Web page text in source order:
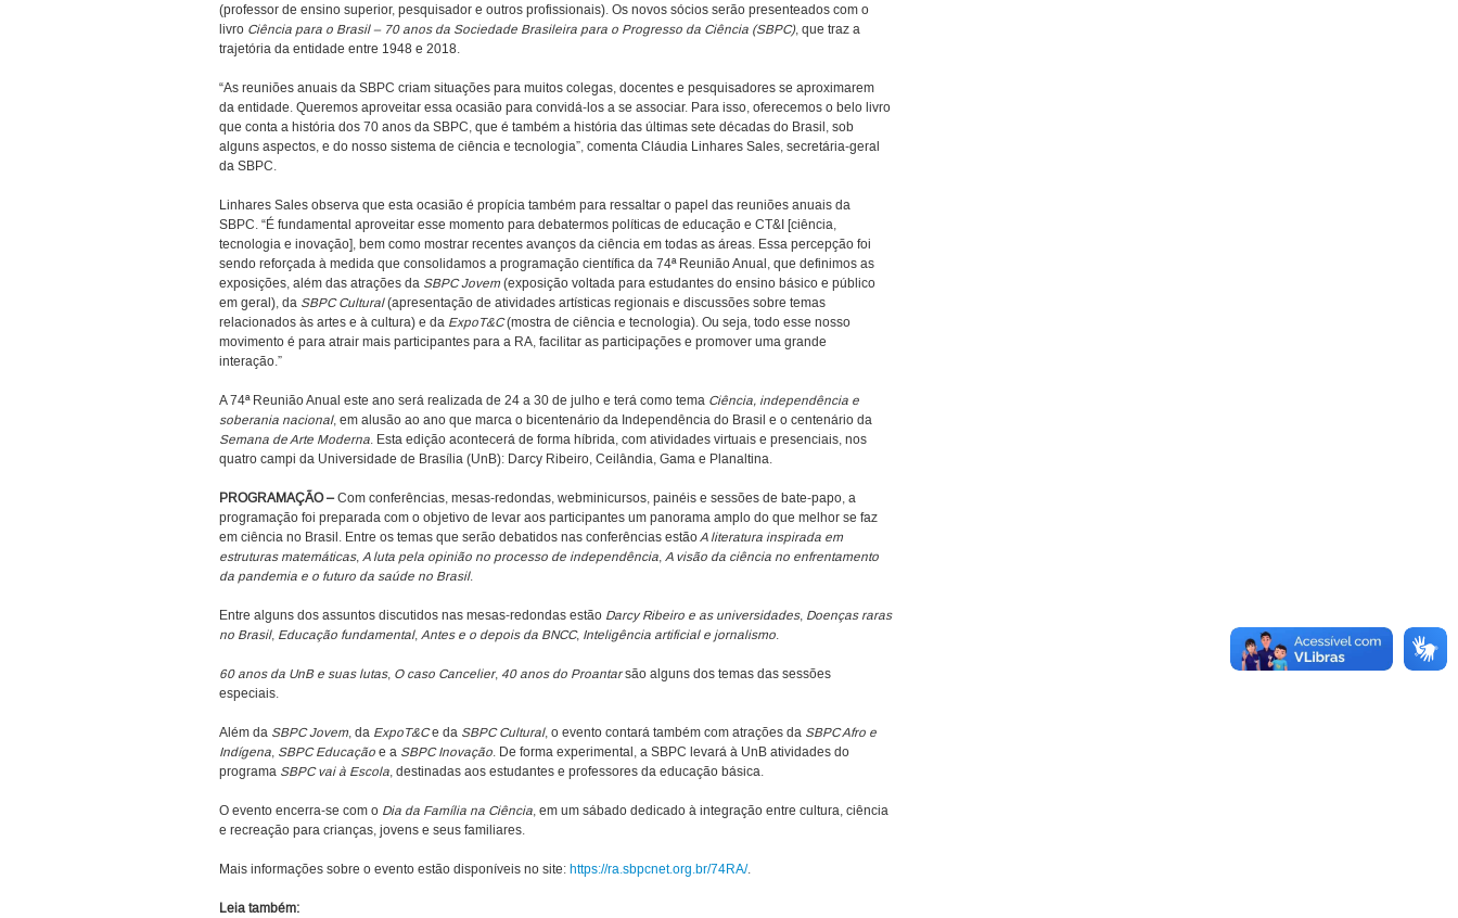
(professor de ensino superior, pesquisador e outros profissionais). Os novos sócios serão presenteados com o
livro Ciência para o Brasil – 70 anos da Sociedade Brasileira para o Progresso da Ciência (SBPC), que traz a
trajetória da entidade entre 1948 e 2018.
“As reuniões anuais da SBPC criam situações para muitos colegas, docentes e pesquisadores se aproximarem
da entidade. Queremos aproveitar essa ocasião para convidá-los a se associar. Para isso, oferecemos o belo livro
que conta a história dos 70 anos da SBPC, que é também a história das últimas sete décadas do Brasil, sob
alguns aspectos, e do nosso sistema de ciência e tecnologia”, comenta Cláudia Linhares Sales, secretária-geral
da SBPC.
Linhares Sales observa que esta ocasião é propícia também para ressaltar o papel das reuniões anuais da
SBPC. “É fundamental aproveitar esse momento para debatermos políticas de educação e CT&I [ciência,
tecnologia e inovação], bem como mostrar recentes avanços da ciência em todas as áreas. Essa percepção foi
sendo reforçada à medida que consolidamos a programação científica da 74ª Reunião Anual, que definimos as
exposições, além das atrações da SBPC Jovem (exposição voltada para estudantes do ensino básico e público
em geral), da SBPC Cultural(apresentação de atividades artísticas regionais e discussões sobre temas
relacionados às artes e à cultura) e da ExpoT&C(mostra de ciência e tecnologia). Ou seja, todo esse nosso
movimento é para atrair mais participantes para a RA, facilitar as participações e promover uma grande
interação.”
A 74ª Reunião Anual este ano será realizada de 24 a 30 de julho e terá como tema Ciência, independência e
soberania nacional, em alusão ao ano que marca o bicentenário da Independência do Brasil e o centenário da
Semana de Arte Moderna. Esta edição acontecerá de forma híbrida, com atividades virtuais e presenciais, nos
quatro campi da Universidade de Brasília (UnB): Darcy Ribeiro, Ceilândia, Gama e Planaltina.
PROGRAMAÇÃO –Com conferências, mesas-redondas, webminicursos, painéis e sessões de bate-papo, a
programação foi preparada com o objetivo de levar aos participantes um panorama amplo do que melhor se faz
em ciência no Brasil. Entre os temas que serão debatidos nas conferências estãoA literatura inspirada em
estruturas matemáticas, A luta pela opinião no processo de independência, A visão da ciência no enfrentamento
da pandemia e o futuro da saúde no Brasil.
Entre alguns dos assuntos discutidos nas mesas-redondas estão Darcy Ribeiro e as universidades, Doenças raras
no Brasil, Educação fundamental, Antes e o depois da BNCC, Inteligência artificial e jornalismo.
60 anos da UnB e suas lutas, O caso Cancelier, 40 anos do Proantarsão alguns dos temas das sessões
especiais.
Além da SBPC Jovem, da ExpoT&Ce da SBPC Cultural, o evento contará também com atrações da SBPC Afro e
Indígena, SBPC Educação e a SBPC Inovação. De forma experimental, a SBPC levará à UnB atividades do
programa SBPC vai à Escola, destinadas aos estudantes e professores da educação básica.
O evento encerra-se com o Dia da Família na Ciência, em um sábado dedicado à integração entre cultura, ciência
e recreação para crianças, jovens e seus familiares.
Mais informações sobre o evento estão disponíveis no site: https://ra.sbpcnet.org.br/74RA/.
Leia também: